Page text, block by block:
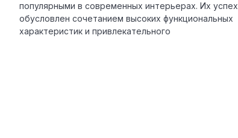
популярными в современных интерьерах. Их успех
обусловлен сочетанием высоких функциональных
характеристик и привлекательного